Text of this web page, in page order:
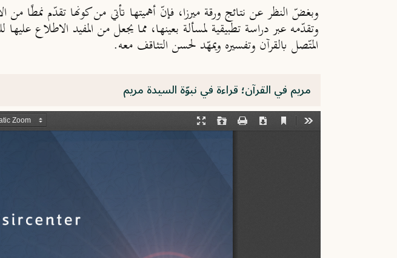
وبغضّ النظر عن نتائج ورقة ميرزا، فإنّ أهميتها تأتي من كونها تقدّم نمطًا من
وتقدّمه عبر دراسة تطبيقية لمسألة بعينها، مما يجعل من المفيد الاطلاع
المتّصل بالقرآن وتفسيره ويمهّد لحسن التثاقف معه.
مريم في القرآن؛ قراءة في نبوّة السيدة مريم